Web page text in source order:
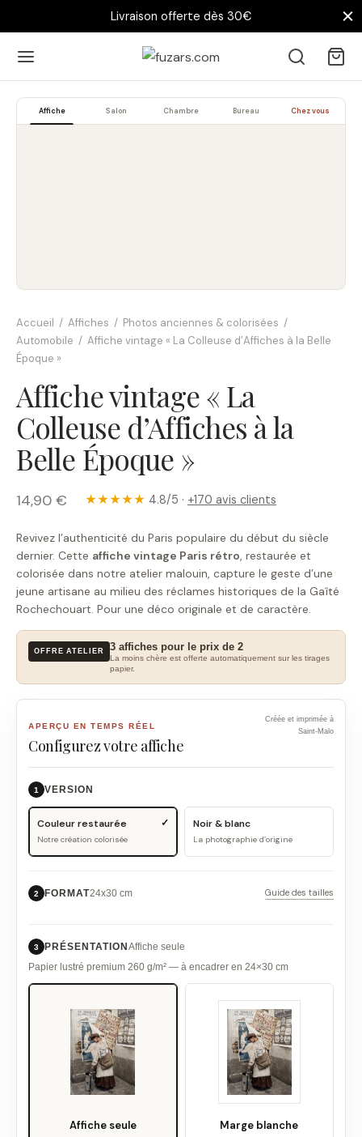
Livraison offerte dès 30€
Affiche Salon Chambre Bureau Chez vous
Accueil / Affiches / Photos anciennes & colorisées /
Automobile / Affiche vintage « La Colleuse d’Affiches à la Belle
Époque »
Affiche vintage « La
Colleuse d’Affiches à la
Belle Époque »
14,90 € ★★★★★ 4.8/5 · +170 avis clients
Revivez l’authenticité du Paris populaire du début du siècle
dernier. Cette affiche vintage Paris rétro, restaurée et
colorisée dans notre atelier malouin, capture le geste d’une
jeune artisane au milieu des réclames historiques de la Gaîté
Rochechouart. Pour une déco originale et de caractère.
OFFRE ATELIER 3 affiches pour le prix de 2
La moins chère est offerte automatiquement sur les tirages
papier.
APERÇU EN TEMPS RÉEL
Configurez votre affiche
Créée et imprimée à
Saint-Malo
1 VERSION
Couleur restaurée
Notre création colorisée
Noir & blanc
La photographie d’origine
2 FORMAT24x30 cm Guide des tailles
3 PRÉSENTATION Affiche seule
Papier lustré premium 260 g/m² — à encadrer en 24×30 cm
Affiche seule Marge blanche